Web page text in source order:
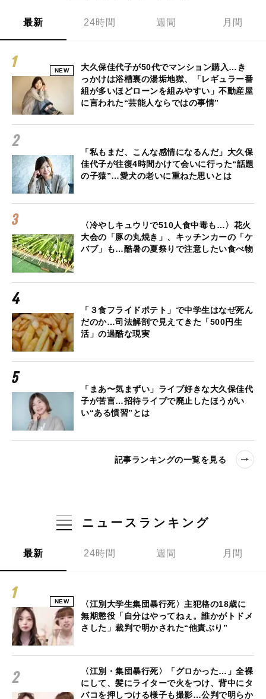
最新 24時間 週間 月間
NEW
大久保佳代子が50代でマンション購入…き
っかけは浴槽裏の湯垢地獄、「レギュラー番
組が多いほどローンを組みやすい」不動産屋
に言われた“芸能人ならではの事情”
「私もまだ、こんな感情になるんだ」大久保
佳代子が往復4時間かけて会いに行った“話題
の子猿”…愛犬の老いに重ねた思いとは
〈冷やしキュウリで510人食中毒も…〉花火
大会の「豚の丸焼き」、キッチンカーの「ケ
バブ」も…酷暑の夏祭りで注意したい食べ物
「３食フライドポテト」で中学生はなぜ死ん
だのか…司法解剖で見えてきた「500円生
活」の過酷な現実
「まあ〜気まずい」ライブ好きな大久保佳代
子が苦言…招待ライブで廃止したほうがい
い“ある慣習”とは
記事ランキングの一覧を見る
ニュースランキング
最新 24時間 週間 月間
NEW
〈江別大学生集団暴行死〉主犯格の18歳に
無期懲役「自分はやってねぇ。誰かがトドメ
さした」裁判で明かされた“他責ぶり”
〈江別・集団暴行死〉「グロかった…」全裸
にして、髪にライターで火をつけ、背中にタ
バコを押しつける様子も撮影…公判で明らか